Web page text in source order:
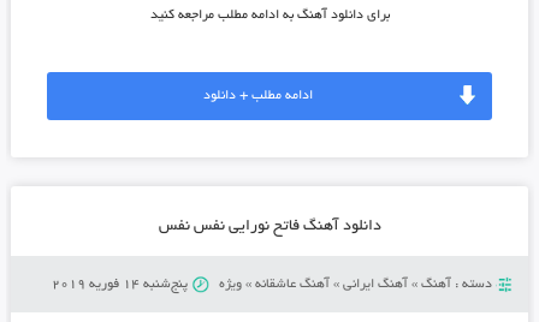
برای دانلود آهنگ به ادامه مطلب مراجعه کنید
ادامه مطلب + دانلود
دانلود آهنگ فاتح نورایی نفس نفس
دسته : آهنگ» آهنگ ایرانی» آهنگ عاشقانه» ویژه پنج‌شنبه 14 فوریه 2019